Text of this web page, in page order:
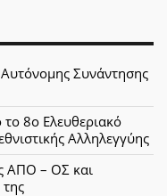
Συνάντησης
8ο Ελευθεριακό
Αλληλεγγύης
ΑΠΟ – ΟΣ και